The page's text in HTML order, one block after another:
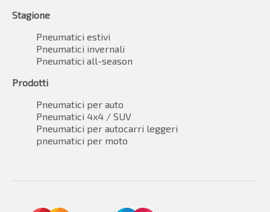
Stagione
Pneumatici estivi
Pneumatici invernali
Pneumatici all-season
Prodotti
Pneumatici per auto
Pneumatici 4x4 / SUV
Pneumatici per autocarri leggeri
pneumatici per moto